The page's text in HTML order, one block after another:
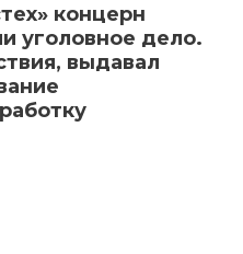
концерн
уголовное дело.
выдавал